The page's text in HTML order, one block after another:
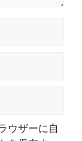
ウザーに自